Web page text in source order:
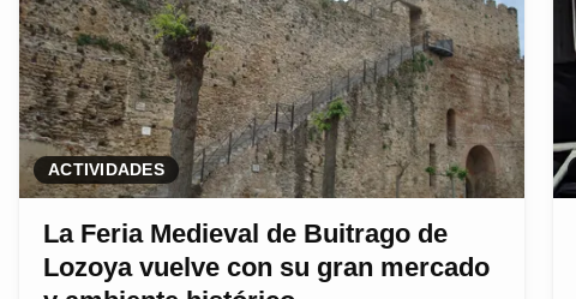
ACTIVIDADES
La Feria Medieval de Buitrago de
Lozoya vuelve con su gran mercado